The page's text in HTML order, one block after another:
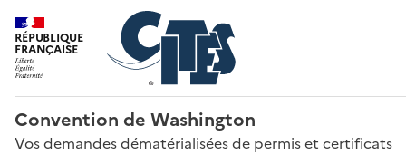
RÉPUBLIQUE
FRANÇAISE
Convention de Washington
Vos demandes dématérialisées de permis et certificats